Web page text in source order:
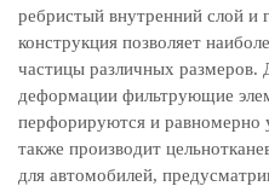
ребристый внутренний слой и
конструкция позволяет
частицы различных
деформации фильтрующие
перфорируются и
также производит
для автомобилей,